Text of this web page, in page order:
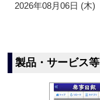
2026年08月06日 (木)
製品・サービス等